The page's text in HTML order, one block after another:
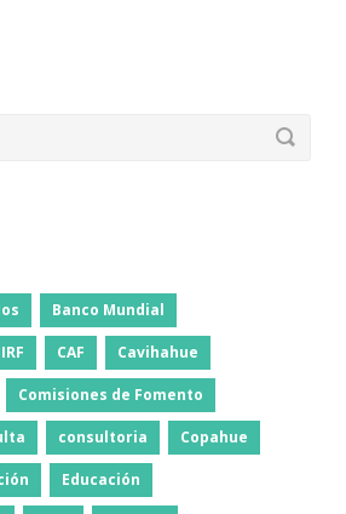
Banco Mundial
CAF Cavihahue
Comisiones de Fomento
consultoria Copahue
Educación